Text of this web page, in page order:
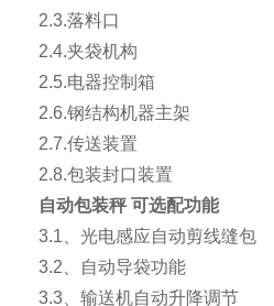
2.3.落料口
2.4.夹袋机构
2.5.电器控制箱
2.6.钢结构机器主架
2.7.传送装置
2.8.包装封口装置
自动包装秤 可选配功能
3.1、光电感应自动剪线缝包
3.2、自动导袋功能
3.3、输送机自动升降调节